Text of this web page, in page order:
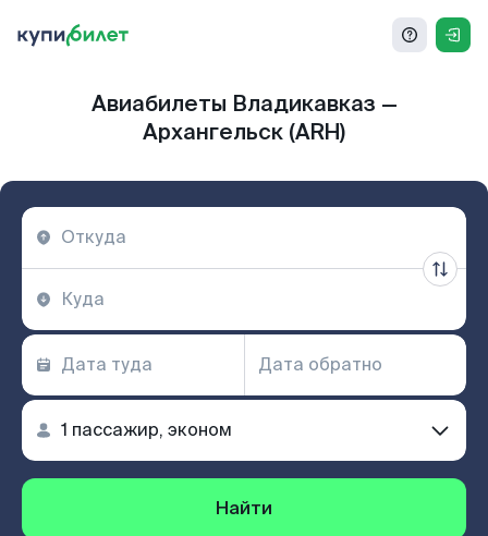
Авиабилеты Владикавказ —
Архангельск (ARH)
Найти